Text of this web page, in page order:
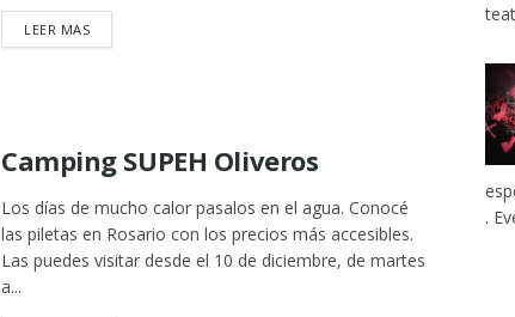
LEER MASDETAILS
Camping SUPEH Oliveros
Los días de mucho calor pasalos en el agua. Conocé
las piletas en Rosario con los precios más accesibles.
Las puedes visitar desde el 10 de diciembre, de martes
a...
.